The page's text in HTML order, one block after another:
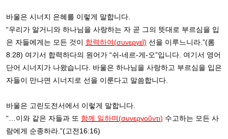
바울은 시너지 은혜를 이렇게 말합니다
“우리가 알거니와 하나님을 사랑하는 자 곧 그의 뜻대로 부르심을 입
은 자들에게는 모든 것이 합력하여(συνεργεῖ) 선을 이루느니라 .”(롬
8:28) 여기서 합력하다의 원어가 “쉬-네르-게-오”입니다 여기서 영어
단어 시너지가 나왔습니다 바울은 하나님을 사랑하고 부르심을 입은
자들이 만나면 시너지로 선을 이룬다고 말씀합니다
바울은 고린도전서에서 이렇게 말합니다
“
이와 같은 자들과 또 함께 일하며(συνεργοῦντι) 수고하는 모든 사
람에게 순종하라 .”(고전16:16)